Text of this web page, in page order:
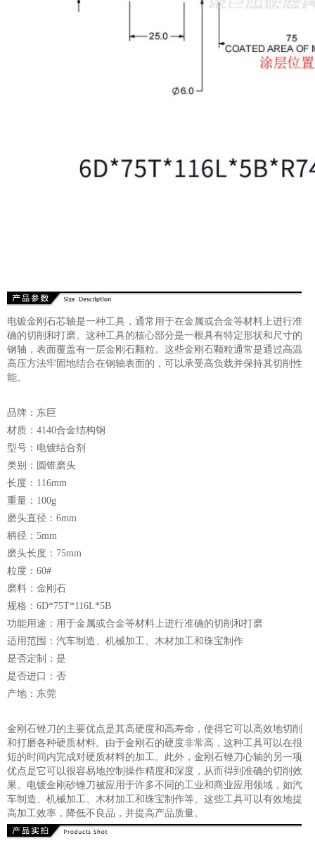
电镀金刚石芯轴是一种工具，通常用于在金属或合金等材料上进行准
确的切削和打磨。这种工具的核心部分是一根具有特定形状和尺寸的
钢轴，表面覆盖有一层金刚石颗粒。这些金刚石颗粒通常是通过高温
高压方法牢固地结合在钢轴表面的，可以承受高负载并保持其切削性
能。
品牌：东巨
材质：4140合金结构钢
型号：电镀结合剂
类别：圆锥磨头
长度：116mm
重量：100g
磨头直径：6mm
柄径：5mm
磨头长度：75mm
粒度：60#
磨料：金刚石
规格：6D*75T*116L*5B
功能用途：用于金属或合金等材料上进行准确的切削和打磨
适用范围：汽车制造、机械加工、木材加工和珠宝制作
是否定制：是
是否进口：否
产地：东莞
金刚石锉刀的主要优点是其高硬度和高寿命，使得它可以高效地切削
和打磨各种硬质材料。由于金刚石的硬度非常高，这种工具可以在很
短的时间内完成对硬质材料的加工。此外，金刚石锉刀心轴的另一项
优点是它可以很容易地控制操作精度和深度，从而得到准确的切削效
果。电镀金刚砂锉刀被应用于许多不同的工业和商业应用领域，如汽
车制造、机械加工、木材加工和珠宝制作等。这些工具可以有效地提
高加工效率，降低不良品，并提高产品质量。